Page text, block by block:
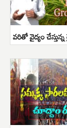
వరితో వైద్యం